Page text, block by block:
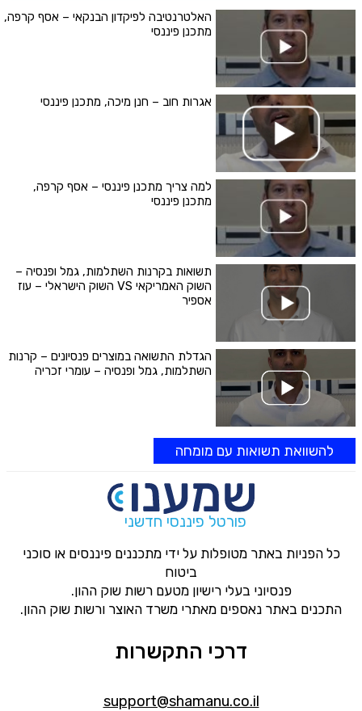
האלטרנטיבה לפיקדון הבנקאי – אסף קרפה,
מתכנן פיננסי
אגרות חוב – חנן מיכה, מתכנן פיננסי
למה צריך מתכנן פיננסי – אסף קרפה,
מתכנן פיננסי
תשואות בקרנות השתלמות, גמל ופנסיה –
השוק האמריקאי VS השוק הישראלי – עוז
אספיר
הגדלת התשואה במוצרים פנסיונים – קרנות
השתלמות, גמל ופנסיה – עומרי זכריה
להשוואת תשואות עם מומחה
פורטל פיננסי חדשני
כל הפניות באתר מטופלות על ידי מתכננים פיננסים או סוכני
ביטוח
פנסיוני בעלי רישיון מטעם רשות שוק ההון.
התכנים באתר נאספים מאתרי משרד האוצר ורשות שוק ההון.
דרכי התקשרות
support@shamanu.co.il